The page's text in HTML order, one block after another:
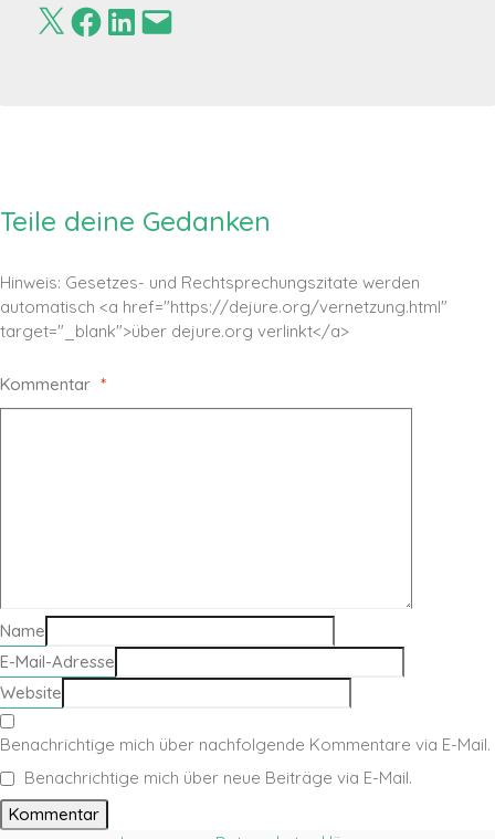
Teile deine Gedanken
Hinweis: Gesetzes- und Rechtsprechungszitate werden
automatisch <a href="https://dejure.org/vernetzung.html"
target="_blank">über dejure.org verlinkt</a>
Kommentar *
Name
E-Mail-Adresse
Website
Benachrichtige mich über nachfolgende Kommentare via E-Mail.
Benachrichtige mich über neue Beiträge via E-Mail.